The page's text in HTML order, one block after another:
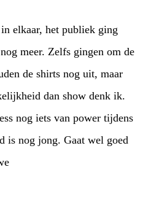
elkaar, het publiek ging
meer. Zelfs gingen om de
de shirts nog uit, maar
dan show denk ik.
nog iets van power tijdens
is nog jong. Gaat wel goed